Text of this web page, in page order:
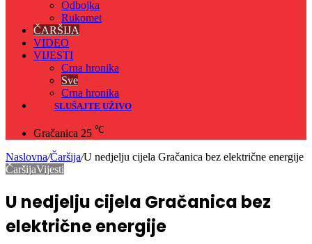
Odbojka
Rukomet
ČARŠIJA
VIDEO
VIJESTI
Crna hronika
Sve
Crna hronika
SLUŠAJTE UŽIVO
Gračanica 25 ℃
Naslovna/Čaršija/U nedjelju cijela Gračanica bez električne energije
ČaršijaVijesti
U nedjelju cijela Gračanica bez
električne energije